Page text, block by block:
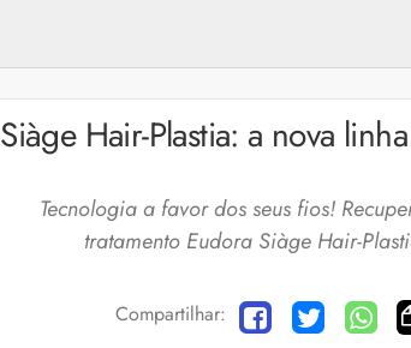
Siàge Hair-Plastia: a nova
Tecnologia a favor dos seus fios!
tratamento Eudora Siàge Hair-
Compartilhar: